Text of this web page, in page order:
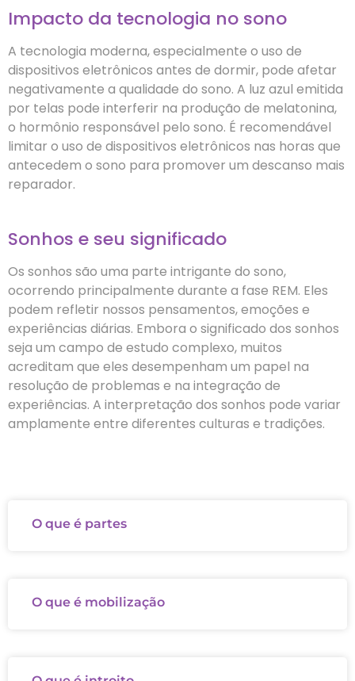
Impacto da tecnologia no sono
A tecnologia moderna, especialmente o uso de
dispositivos eletrônicos antes de dormir, pode afetar
negativamente a qualidade do sono. A luz azul emitida
por telas pode interferir na produção de melatonina,
o hormônio responsável pelo sono. É recomendável
limitar o uso de dispositivos eletrônicos nas horas que
antecedem o sono para promover um descanso mais
reparador.
Sonhos e seu significado
Os sonhos são uma parte intrigante do sono,
ocorrendo principalmente durante a fase REM. Eles
podem refletir nossos pensamentos, emoções e
experiências diárias. Embora o significado dos sonhos
seja um campo de estudo complexo, muitos
acreditam que eles desempenham um papel na
resolução de problemas e na integração de
experiências. A interpretação dos sonhos pode variar
amplamente entre diferentes culturas e tradições.
O que é partes
O que é mobilização